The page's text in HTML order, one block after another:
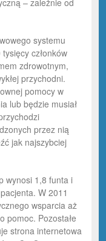
– zależnie od
systemu
członków
zdrowotnym,
przychodni.
pomocy w
lub będzie musiał
przez nią
jak najszybciej
wynosi 1,8 funta i
W 2011
wsparcia aż
pomoc. Pozostałe
strona internetowa